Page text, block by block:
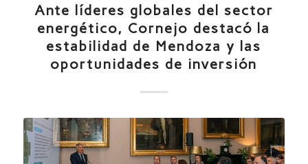
Ante líderes globales del sector
energético, Cornejo destacó la
estabilidad de Mendoza y las
oportunidades de inversión